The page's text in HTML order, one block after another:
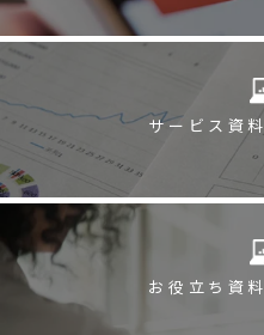
サービス資料
お役立ち資料